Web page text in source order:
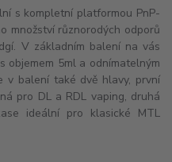
s kompletní platformou PnP-
množství různorodých odporů
V základním balení na vás
objemem 5ml a odnímatelným
v balení také dvě hlavy, první
pro DL a RDL vaping, druhá
ideální pro klasické MTL